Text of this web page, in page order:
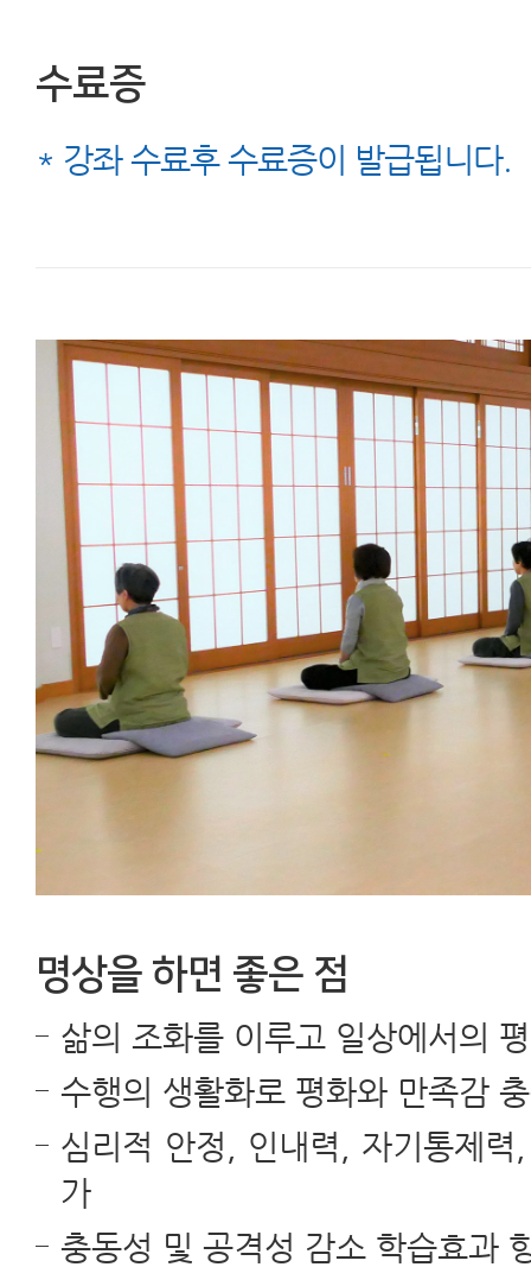
수료증
* 강좌 수료후 수료증이 발급됩니다.
명상을 하면 좋은 점
삶의 조화를 이루고 일상에서의
수행의 생활화로 평화와 만족감
심리적 안정, 인내력, 자기통제
가
충동성 및 공격성 감소 학습효과